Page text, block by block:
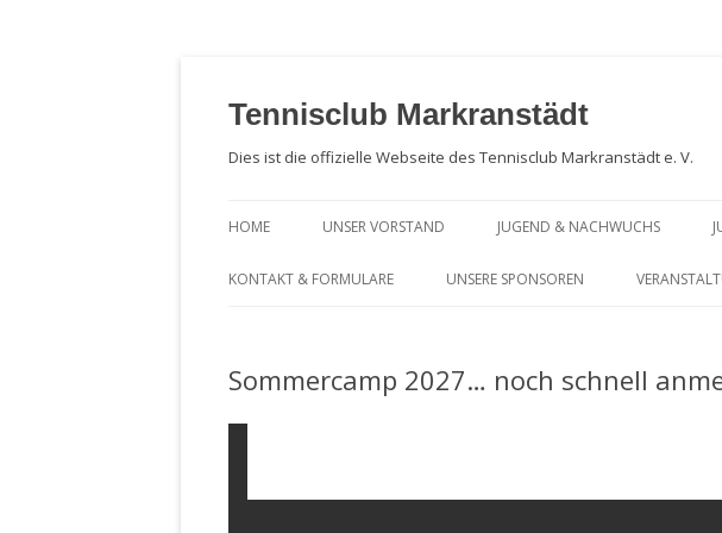
Tennisclub Markranstädt
Dies ist die offizielle Webseite des Tennisclub Markranstädt e. V.
HOME UNSER VORSTAND JUGEND & NACHWUCHS
NACHWUCHSARBEIT
KONTAKT & FORMULARE
MITGLIEDSANTRAG, SATZUNG &
UNSERE SPONSOREN
Sommercamp 2027… noch schnell